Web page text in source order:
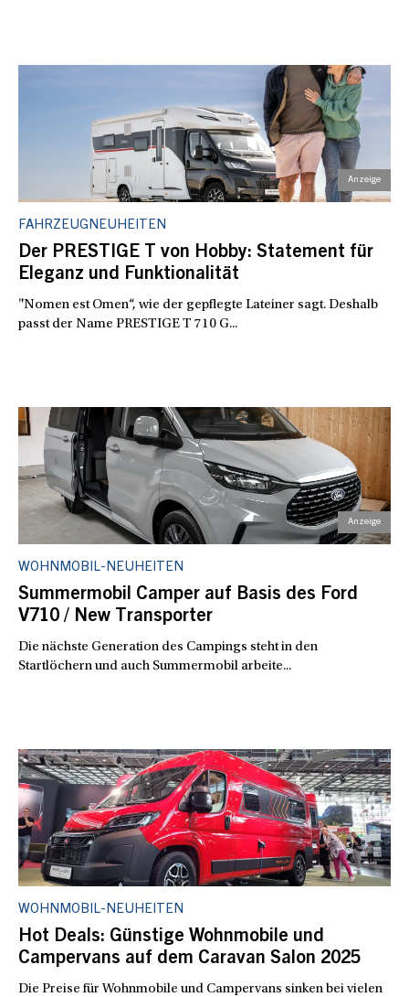
FAHRZEUGNEUHEITEN
Der PRESTIGE T von Hobby: Statement für
Eleganz und Funktionalität
"Nomen est Omen“, wie der gepflegte Lateiner sagt. Deshalb
passt der Name PRESTIGE T 710 G...
WOHNMOBIL-NEUHEITEN
Summermobil Camper auf Basis des Ford
V710 / New Transporter
Die nächste Generation des Campings steht in den
Startlöchern und auch Summermobil arbeite...
WOHNMOBIL-NEUHEITEN
Hot Deals: Günstige Wohnmobile und
Campervans auf dem Caravan Salon 2025
Die Preise für Wohnmobile und Campervans sinken bei vielen